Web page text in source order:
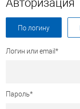
Авторизация
По логину
Логин или email*
Пароль*